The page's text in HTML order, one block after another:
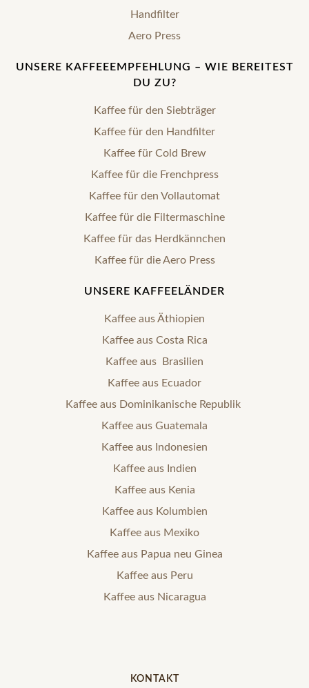
Handfilter
Aero Press
UNSERE KAFFEEEMPFEHLUNG – WIE BEREITEST
DU ZU?
Kaffee für den Siebträger
Kaffee für den Handfilter
Kaffee für Cold Brew
Kaffee für die Frenchpress
Kaffee für den Vollautomat
Kaffee für die Filtermaschine
Kaffee für das Herdkännchen
Kaffee für die Aero Press
UNSERE KAFFEELÄNDER
Kaffee aus Äthiopien
Kaffee aus Costa Rica
Kaffee aus Brasilien
Kaffee aus Ecuador
Kaffee aus Dominikanische Republik
Kaffee aus Guatemala
Kaffee aus Indonesien
Kaffee aus Indien
Kaffee aus Kenia
Kaffee aus Kolumbien
Kaffee aus Mexiko
Kaffee aus Papua neu Ginea
Kaffee aus Peru
Kaffee aus Nicaragua
KONTAKT